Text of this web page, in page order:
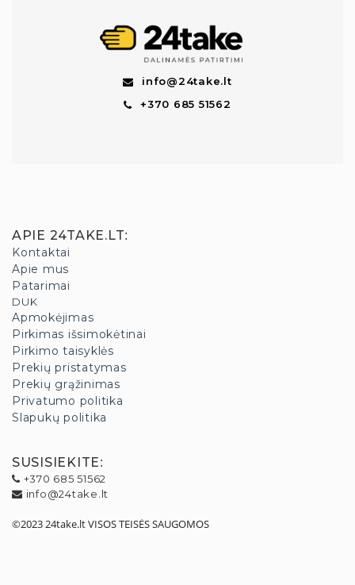
info@24take.lt
+370 685 51562
APIE 24TAKE.LT:
Kontaktai
Apie mus
Patarimai
DUK
Apmokėjimas
Pirkimas išsimokėtinai
Pirkimo taisyklės
Prekių pristatymas
Prekių grąžinimas
Privatumo politika
Slapukų politika
SUSISIEKITE:
+370 685 51562
info@24take.lt
©2023 24take.lt VISOS TEISĖS SAUGOMOS